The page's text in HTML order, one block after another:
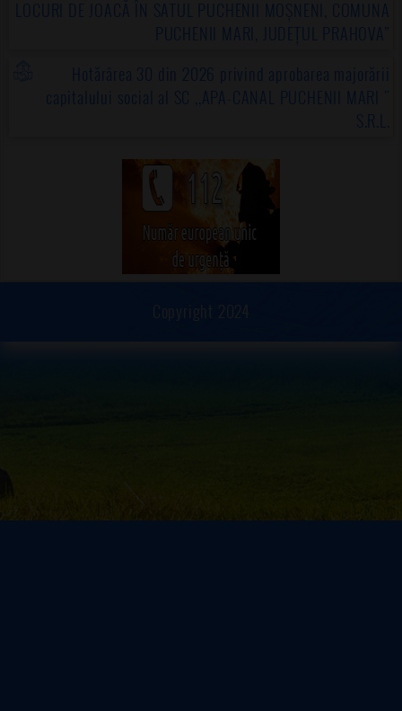
LOCURI DE JOACĂ ÎN SATUL PUCHENII MOȘNENI, COMUNA
PUCHENII MARI, JUDEȚUL PRAHOVA”
Hotărârea 30 din 2026 privind aprobarea majorării
capitalului social al SC ,,APA-CANAL PUCHENII MARI "
S.R.L.
Copyright 2024